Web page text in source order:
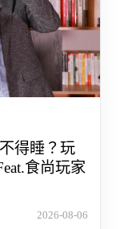
得睡？玩
食尚玩家
2026-08-06